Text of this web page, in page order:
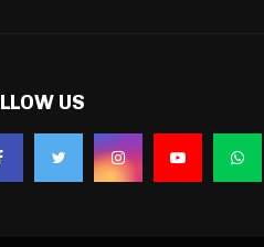
US